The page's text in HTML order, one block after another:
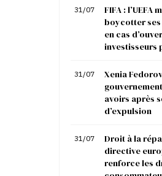
31/07
FIFA : l’UEFA
boycotter
en cas
investisseurs
31/07
Xenia
avoirs après
d’expulsion
31/07
Droit à la
directive
renforce les